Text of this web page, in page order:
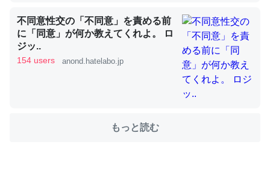
位置情報を共有してる。電池残量や充電中かが分かるので
これ見て生きてるなって分かる。
─たまにLINEするくらいだった遠方の父67歳と僕。ITツール導入で
コミュニケーションが劇的に変化した｜tayorini by LIFULL介護
ちょうど同じ理由でEcho Show 8を設定中でした。Prime
不同意性交の「不同意」を責める前
に「同意」が何か教えてくれよ。 ロ
ジッ..
154 users anond.hatelabo.jp
もっと読む